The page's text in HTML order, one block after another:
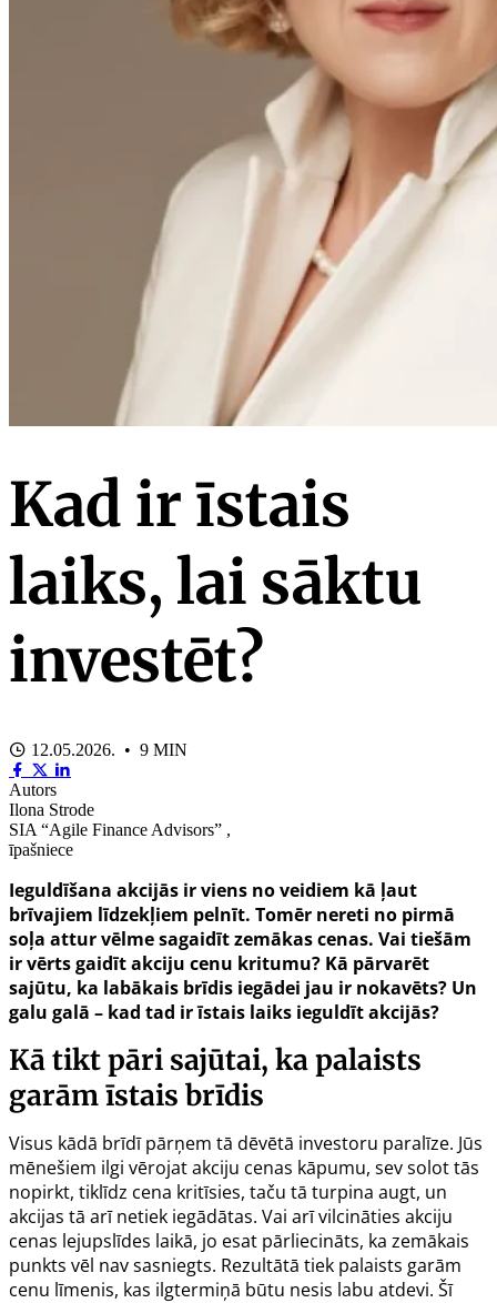
Kad ir īstais
laiks, lai sāktu
investēt?
12.05.2026. • 9 MIN
Autors
Ilona Strode
SIA “Agile Finance Advisors” ,
īpašniece
Ieguldīšana akcijās ir viens no veidiem kā ļaut
brīvajiem līdzekļiem pelnīt. Tomēr nereti no pirmā
soļa attur vēlme sagaidīt zemākas cenas. Vai tiešām
ir vērts gaidīt akciju cenu kritumu? Kā pārvarēt
sajūtu, ka labākais brīdis iegādei jau ir nokavēts? Un
galu galā – kad tad ir īstais laiks ieguldīt akcijās?
Kā tikt pāri sajūtai, ka palaists
garām īstais brīdis
Visus kādā brīdī pārņem tā dēvētā investoru paralīze. Jūs
mēnešiem ilgi vērojat akciju cenas kāpumu, sev solot tās
nopirkt, tiklīdz cena kritīsies, taču tā turpina augt, un
akcijas tā arī netiek iegādātas. Vai arī vilcināties akciju
cenas lejupslīdes laikā, jo esat pārliecināts, ka zemākais
punkts vēl nav sasniegts. Rezultātā tiek palaists garām
cenu līmenis, kas ilgtermiņā būtu nesis labu atdevi. Šī